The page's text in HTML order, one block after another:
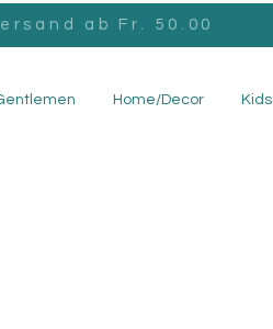
ab Fr. 50.00
Home/Decor Kids